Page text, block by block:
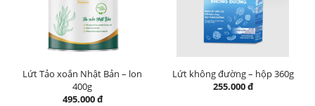
Lứt Tảo xoắn Nhật Bản – lon
400g
495.000 đ
Lứt không đường – hộp 360g
255.000 đ